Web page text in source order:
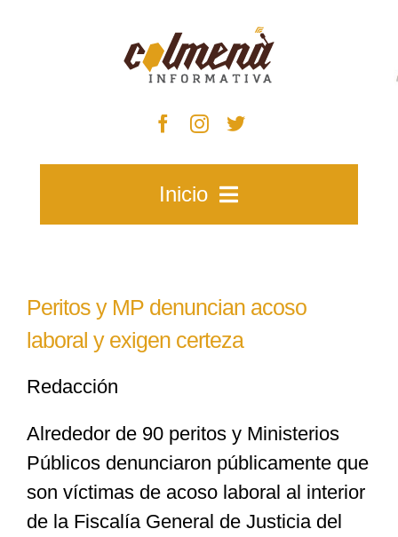
Inicio
Zacatecas
Especiales
Nacional
Peritos y MP denuncian acoso
laboral y exigen certeza
Redacción
Alrededor de 90 peritos y Ministerios
Públicos denunciaron públicamente que
son víctimas de acoso laboral al interior
de la Fiscalía General de Justicia del